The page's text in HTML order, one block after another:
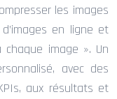
les images
en ligne et
image ». Un
avec des
aux résultats et